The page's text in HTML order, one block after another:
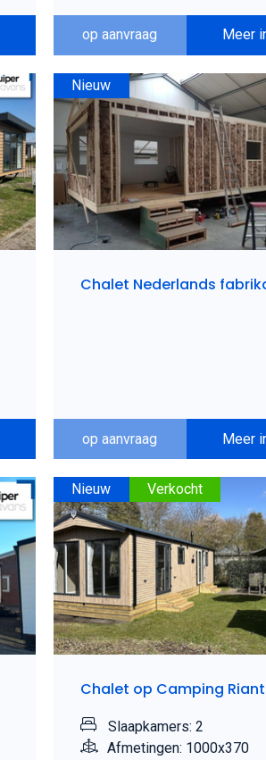
op aanvraag Meer
Nieuw
Chalet Nederlands
op aanvraag Meer
Nieuw Verkocht
Chalet op Camping
Slaapkamers: 2
Afmetingen: 1000x370